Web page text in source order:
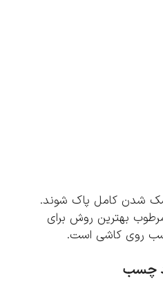
کامل پاک شوند.
بهترین روش برای
کاشی است.